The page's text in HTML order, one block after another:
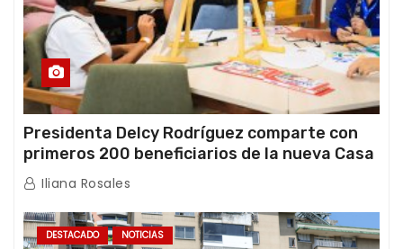
Presidenta Delcy Rodríguez comparte con
primeros 200 beneficiarios de la nueva Casa
de los Abuelos “La Primavera” en Caracas
Iliana Rosales
DESTACADO NOTICIAS